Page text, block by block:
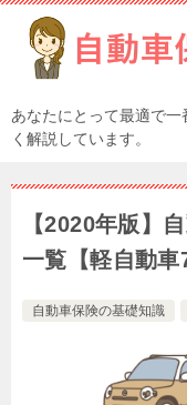
あなたにとって最適で
く解説しています。
【2020年版】
一覧【軽自動車
自動車保険の基礎知識